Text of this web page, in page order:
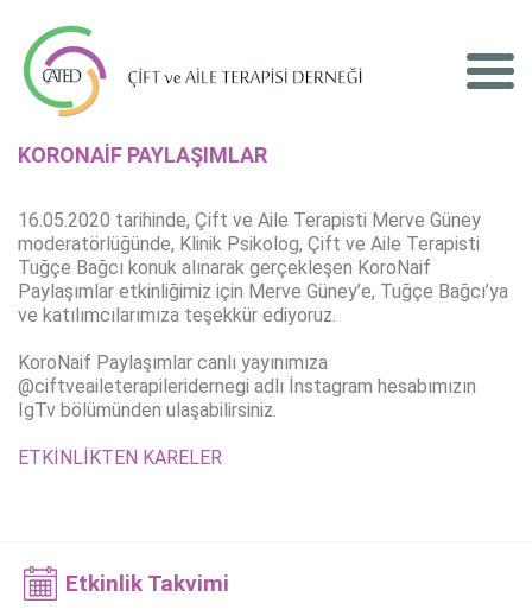
KORONAİF PAYLAŞIMLAR
16.05.2020 tarihinde, Çift ve Aile Terapisti Merve Güney
moderatörlüğünde, Klinik Psikolog, Çift ve Aile Terapisti
Tuğçe Bağcı konuk alınarak gerçekleşen KoroNaif
Paylaşımlar etkinliğimiz için Merve Güney’e, Tuğçe Bağcı’ya
ve katılımcılarımıza teşekkür ediyoruz.
KoroNaif Paylaşımlar canlı yayınımıza
@ciftveaileterapileridernegi adlı İnstagram hesabımızın
IgTv bölümünden ulaşabilirsiniz.
ETKİNLİKTEN KARELER
Etkinlik Takvimi